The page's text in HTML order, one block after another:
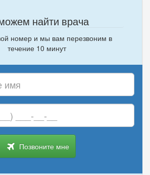
найти врача
номер и мы вам перезвоним в
течение 10 минут
номер
телефона
Позвоните мне